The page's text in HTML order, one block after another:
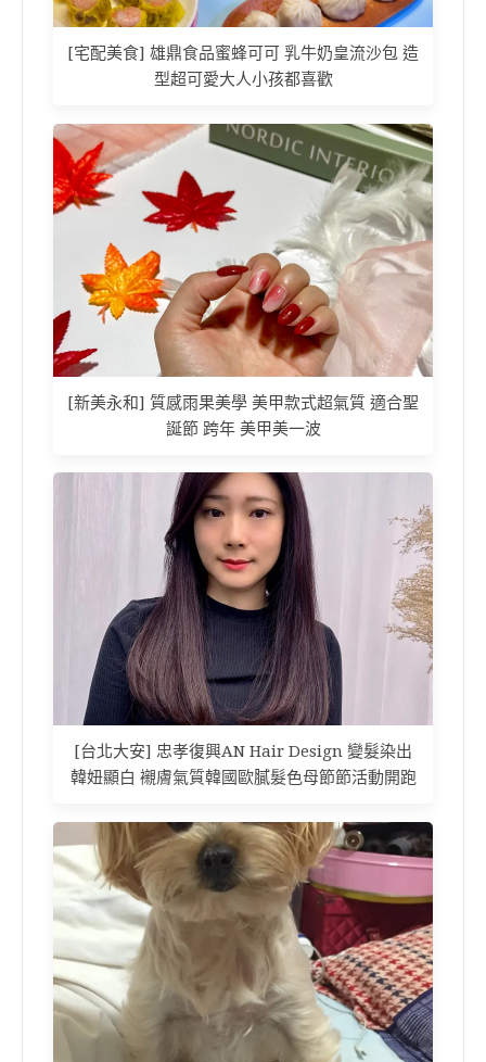
[宅配美食] 雄鼎食品蜜蜂可可 乳牛奶皇流沙包 造
型超可愛大人小孩都喜歡
[新美永和] 質感雨果美學 美甲款式超氣質 適合聖
誕節 跨年 美甲美一波
[台北大安] 忠孝復興AN Hair Design 變髮染出
韓妞顯白 襯膚氣質韓國歐膩髮色母節節活動開跑